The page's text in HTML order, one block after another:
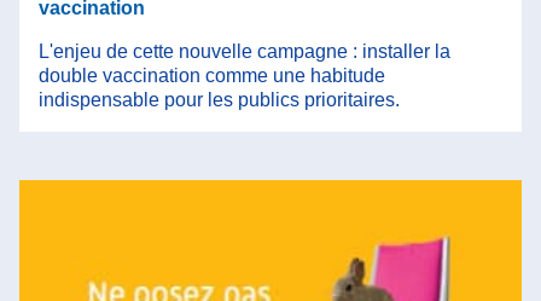
vaccination
L'enjeu de cette nouvelle campagne : installer la
double vaccination comme une habitude
indispensable pour les publics prioritaires.